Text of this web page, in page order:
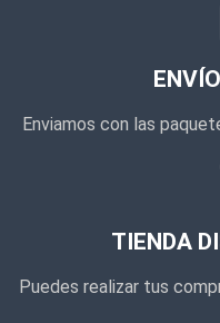
Enviamos con las
TIENDA
Puedes realizar tus